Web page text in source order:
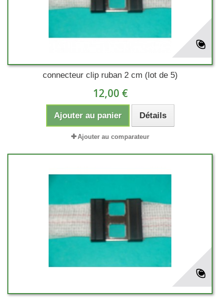
connecteur clip ruban 2 cm (lot de 5)
12,00 €
Ajouter au panier Détails
Ajouter au comparateur